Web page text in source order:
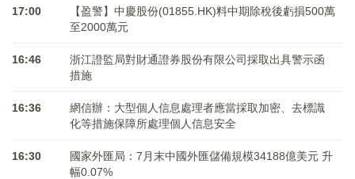
17:00
【盈警】中慶股份(01855.HK)料中期除稅後虧損500萬
至2000萬元
16:46
浙江證監局對財通證券股份有限公司採取出具警示函
措施
16:36
網信辦：大型個人信息處理者應當採取加密、去標識
化等措施保障所處理個人信息安全
16:30
國家外匯局：7月末中國外匯儲備規模34188億美元 升
幅0.07%